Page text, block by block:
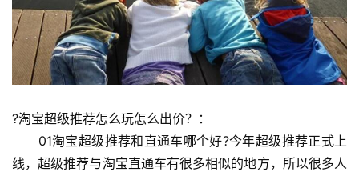
?淘宝超级推荐怎么玩怎么出价？：
01淘宝超级推荐和直通车哪个好?今年超级推荐正式上
线，超级推荐与淘宝直通车有很多相似的地方，所以很多人